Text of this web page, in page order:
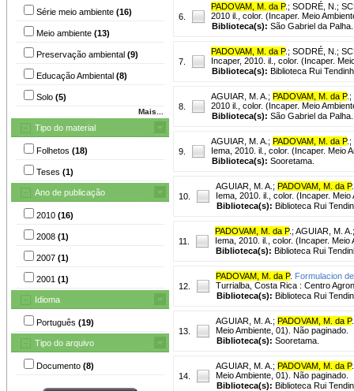
Série meio ambiente (16)
Meio ambiente (13)
Preservação ambiental (9)
Educação Ambiental (8)
Solo (5)
Mais...
Tipo do material
Folhetos (18)
Teses (1)
Ano de publicação
2010 (16)
2008 (1)
2007 (1)
2001 (1)
Idioma
Português (19)
Tipo do arquivo
Documento (8)
6.
PADOVAM, M. da P. ; SODRÉ, N. ;
2010 il., color. (Incaper. Meio
Biblioteca(s): São Gabriel da Palha.
7.
PADOVAM, M. da P. ; SODRÉ, N. ;
Incaper, 2010. il., color. (Incaper.
Biblioteca(s): Biblioteca Rui
8.
AGUIAR, M. A. ; PADOVAM, M. da P. ;
2010 il., color. (Incaper. Meio
Biblioteca(s): São Gabriel da Palha.
9.
AGUIAR, M. A. ; PADOVAM, M. da P. ;
Iema, 2010. il., color. (Incaper. Meio
Biblioteca(s): Sooretama.
10.
AGUIAR, M. A. ; PADOVAM, M. da P.
Iema, 2010. il., color. (Incaper.
Biblioteca(s): Biblioteca Rui
11.
PADOVAM, M. da P. ; AGUIAR, M. A.
Iema, 2010. il., color. (Incaper.
Biblioteca(s): Biblioteca Rui
12.
PADOVAM, M. da P. Formulacion
Turrialba, Costa Rica : Centro
Biblioteca(s): Biblioteca Rui
13.
AGUIAR, M. A. ; PADOVAM, M. da P.
Meio Ambiente, 01). Não paginado.
Biblioteca(s): Sooretama.
14.
AGUIAR, M. A. ; PADOVAM, M. da P.
Meio Ambiente, 01). Não paginado.
Biblioteca(s): Biblioteca Rui